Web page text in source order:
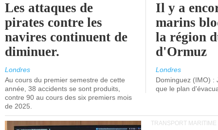
Les attaques de
pirates contre les
navires continuent de
diminuer.
Londres
Au cours du premier semestre de cette
année, 38 accidents se sont produits,
contre 90 au cours des six premiers mois
de 2025.
Il y a
marins
la région
d'Ormuz
Londres
Dominguez (IMO) :
que le plan
TRANSPORT MARITIME